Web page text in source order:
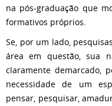
na pós-graduação que
formativos próprios.
Se, por um lado,
área em questão, sua
claramente demarcado,
necessidade de um
pensar, pesquisar,